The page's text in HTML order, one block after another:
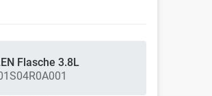
Flasche 3.8L